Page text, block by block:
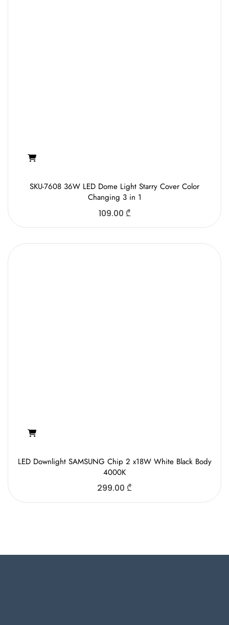
SKU-7608 36W LED Dome Light Starry Cover Color
Changing 3 in 1
109.00 ₾
LED Downlight SAMSUNG Chip 2 x18W White Black Body
4000K
299.00 ₾